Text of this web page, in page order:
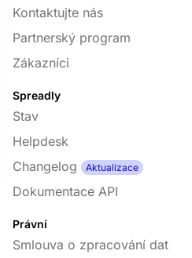
Kontaktujte nás
Partnerský program
Zákazníci
Spreadly
Stav
Helpdesk
Changelog
Aktualizace
Dokumentace API
Právní
Smlouva o zpracování dat